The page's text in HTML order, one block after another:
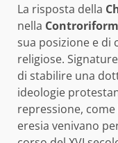
La risposta della
nella
sua posizione e di
religiose.
di stabilire una
ideologie
repressione, come
eresia venivano